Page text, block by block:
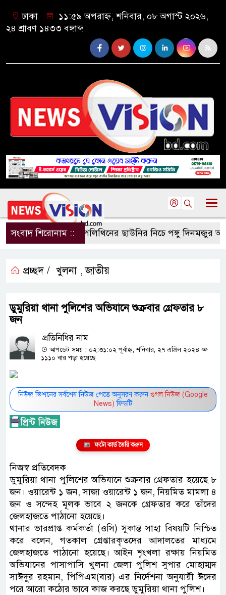
ঢাকা
১১:৫৯ অপরাহ্ন, শনিবার, ০৮ অগাস্ট ২০২৬,
২৪ শ্রাবণ ১৪৩৩ বঙ্গাব্দ
সংবাদ শিরোনাম ::পলিথিনের ছাউনির নিচে পঙ্গু দিনমজুর
প্রচ্ছদ / খুলনা ,জাতীয়
ডুমুরিয়া থানা পুলিশের অভিযানে শুক্রবার গ্রেফতার ৮
জন
প্রতিনিধির নাম
আপডেট সময় : ০২:৩১:০২ পূর্বাহ্ন, শনিবার, ২৭ এপ্রিল ২০২৪
১১১০ বার পড়া হয়েছে
নিউজ ভিশনের সর্বশেষ নিউজ পেতে অনুসরণ করুন গুগল নিউজ (Google
News) ফিডটি
ফটো কার্ড তৈরি করুন
নিজস্ব প্রতিবেদক
ডুমুরিয়া থানা পুলিশের অভিযানে শুক্রবার গ্রেফতার হয়েছে ৮
জন। ওয়ারেন্ট ১ জন, সাজা ওয়ারেন্ট ১ জন, নিয়মিত মামলা ৪
জন ও সন্দেহ মূলক ভাবে ২ জনকে গ্রেফতার করে তাঁদের
জেলহাজতে পাঠানো হয়েছে।
থানার ভারপ্রাপ্ত কর্মকর্তা (ওসি) সুকান্ত সাহা বিষয়টি নিশ্চিত
করে বলেন, গতকাল গ্রেপ্তারকৃতদের আদালতের মাধ্যমে
জেলহাজতে পাঠানো হয়েছে। আইন শৃংখলা রক্ষায় নিয়মিত
অভিযানের পাসাপাসি খুলনা জেলা পুলিশ সুপার মোহাম্মদ
সাঈদুর রহমান, পিপিএম(বার) এর নির্দেশনা অনুযায়ী ঈদের
পরে আরো কঠোর ভাবে কাজ করছে ডুমুরিয়া থানা পুলিশ।